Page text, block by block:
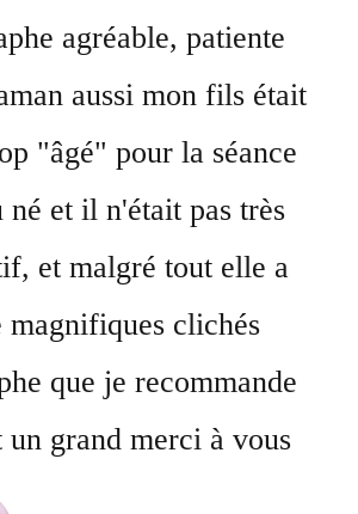
agréable, patiente
aussi mon fils était
"âgé" pour la séance
né et il n'était pas très
et malgré tout elle a
magnifiques clichés
que je recommande
grand merci à vous